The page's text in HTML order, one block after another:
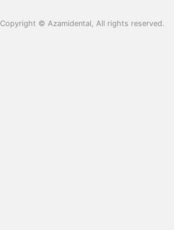
Copyright © Azamidental , All rights reserved.